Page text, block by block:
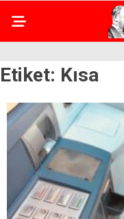
Etiket: Kısa